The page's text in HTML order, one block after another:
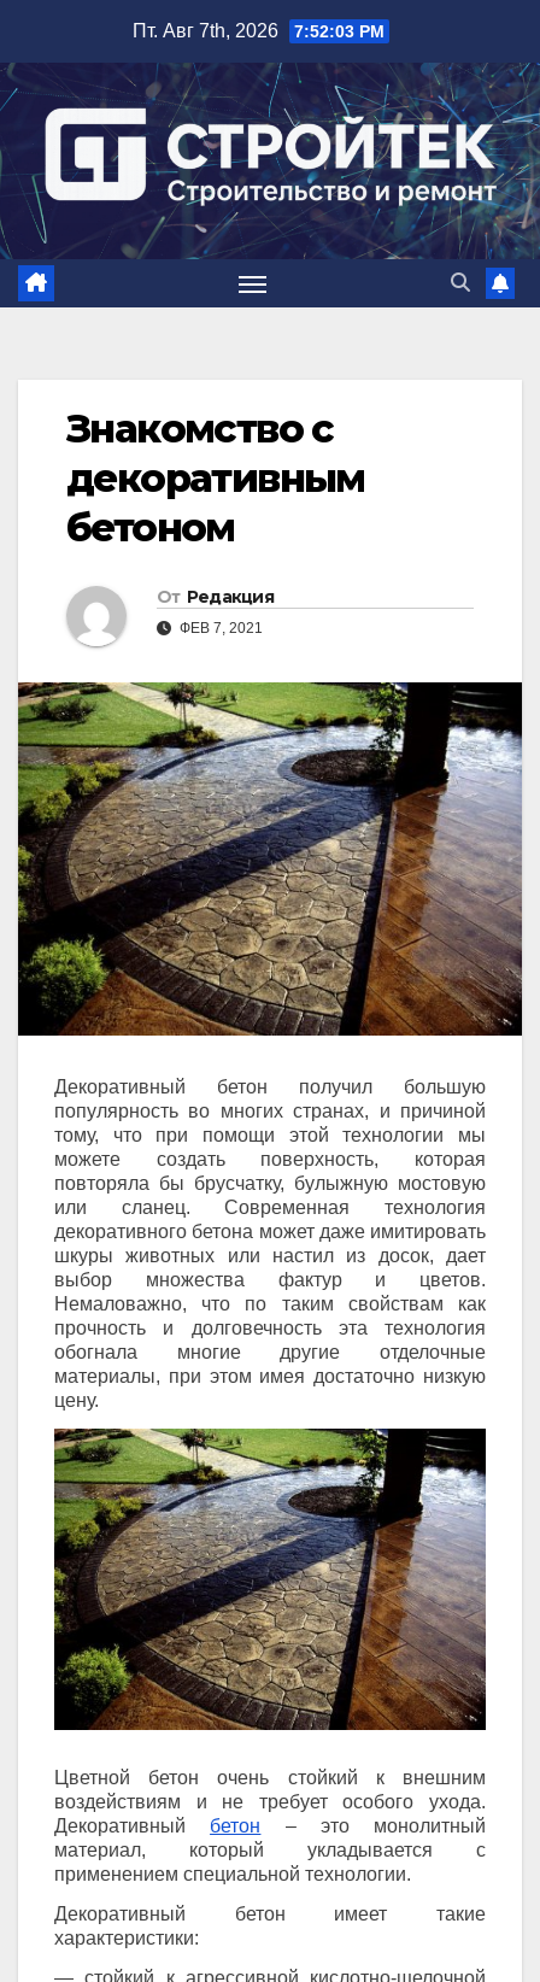
содержимому
Пт. Авг 7th, 2026 7:52:04 PM
Знакомство с
декоративным
бетоном
От Редакция
ФЕВ 7, 2021
Декоративный бетон получил большую
популярность во многих странах, и причиной
тому, что при помощи этой технологии мы
можете создать поверхность, которая
повторяла бы брусчатку, булыжную мостовую
или сланец. Современная технология
декоративного бетона может даже имитировать
шкуры животных или настил из досок, дает
выбор множества фактур и цветов.
Немаловажно, что по таким свойствам как
прочность и долговечность эта технология
обогнала многие другие отделочные
материалы, при этом имея достаточно низкую
цену.
Цветной бетон очень стойкий к внешним
воздействиям и не требует особого ухода.
Декоративный бетон – это монолитный
материал, который укладывается с
применением специальной технологии.
Декоративный бетон имеет такие
характеристики: